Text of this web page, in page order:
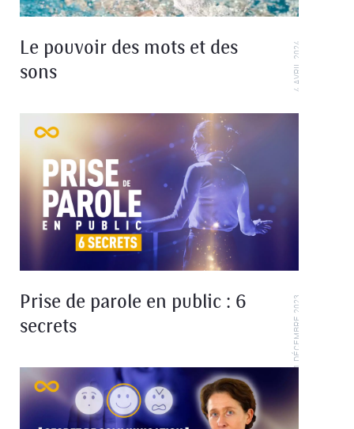
4 AVRIL 2024
Le pouvoir des mots et des
sons
21 DÉCEMBRE 2023
Prise de parole en public : 6
secrets